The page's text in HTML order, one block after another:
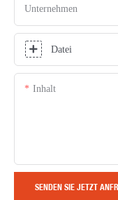
Unternehmen
Datei
Inhalt
SENDEN SIE JETZT